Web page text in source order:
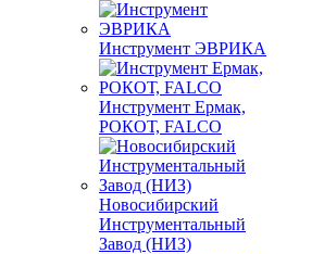
Инструмент ЭВРИКА
Инструмент Ермак,
РОКОТ, FALCO
Новосибирский
Инструментальный
Завод (НИЗ)